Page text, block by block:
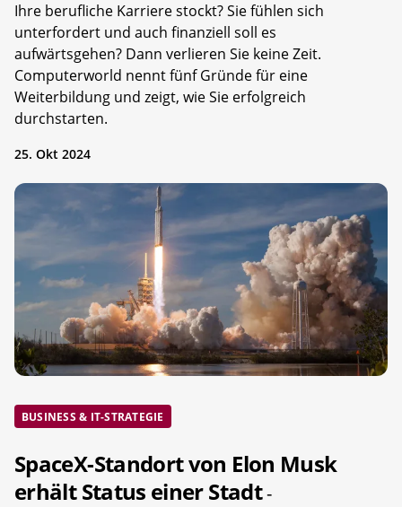
Ihre berufliche Karriere stockt? Sie fühlen sich
unterfordert und auch finanziell soll es
aufwärtsgehen? Dann verlieren Sie keine Zeit.
Computerworld nennt fünf Gründe für eine
Weiterbildung und zeigt, wie Sie erfolgreich
durchstarten.
25. Okt 2024
BUSINESS & IT-STRATEGIE
SpaceX-Standort von Elon Musk
erhält Status einer Stadt-